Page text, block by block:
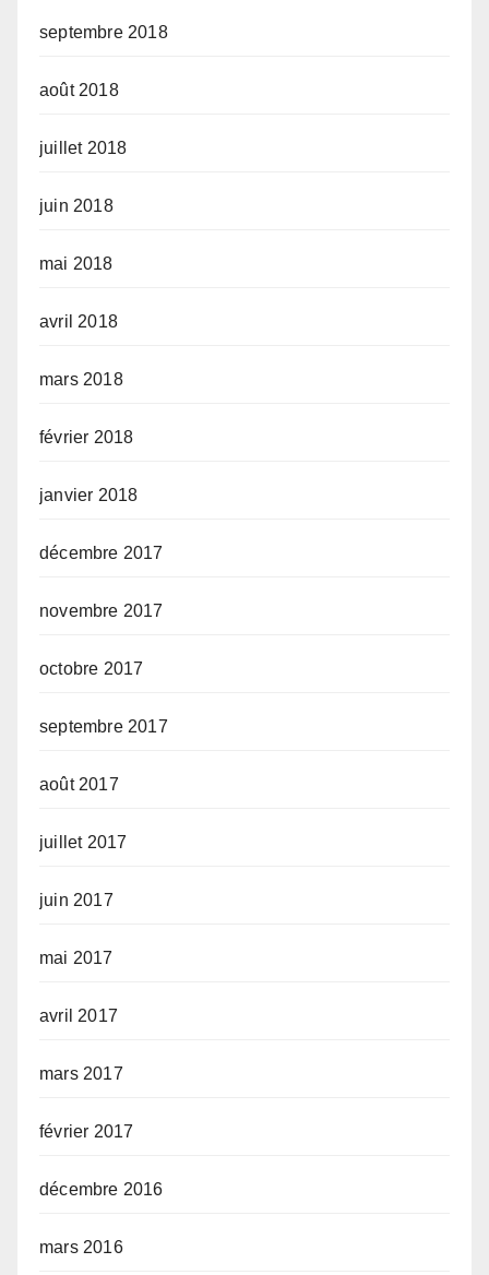
septembre 2018
août 2018
juillet 2018
juin 2018
mai 2018
avril 2018
mars 2018
février 2018
janvier 2018
décembre 2017
novembre 2017
octobre 2017
septembre 2017
août 2017
juillet 2017
juin 2017
mai 2017
avril 2017
mars 2017
février 2017
décembre 2016
mars 2016